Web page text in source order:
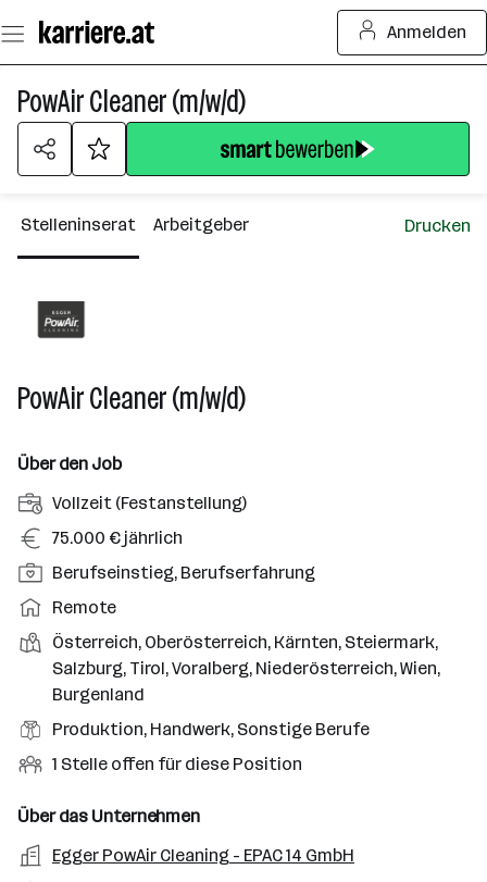
Seiteninhalt
springen
Anmelden
PowAir Cleaner (m/w/d)
Stelleninserat Arbeitgeber Drucken
PowAir Cleaner (m/w/d)
Über den Job
A
n
t
e
l
g
s
r
Vollzeit (Festanstellung)
G
e
h
a
l
75.000 € jährlich
P
o
i
o
n
e
e
Berufseinstieg, Berufserfahrung
A
r
b
t
s
o
e
Remote
D
n
t
r
t
Österreich, Oberösterreich, Kärnten, Steiermark,
Salzburg, Tirol, Voralberg, Niederösterreich, Wien,
Burgenland
B
e
u
s
Produktion, Handwerk, Sonstige Berufe
O
f
n
1 Stelle offen für diese Position
Über das Unternehmen
A
Egger PowAir Cleaning - EPAC 14 GmbH